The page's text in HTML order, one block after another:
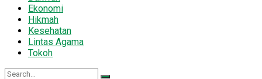
Ekonomi
Hikmah
Kesehatan
Lintas Agama
Tokoh